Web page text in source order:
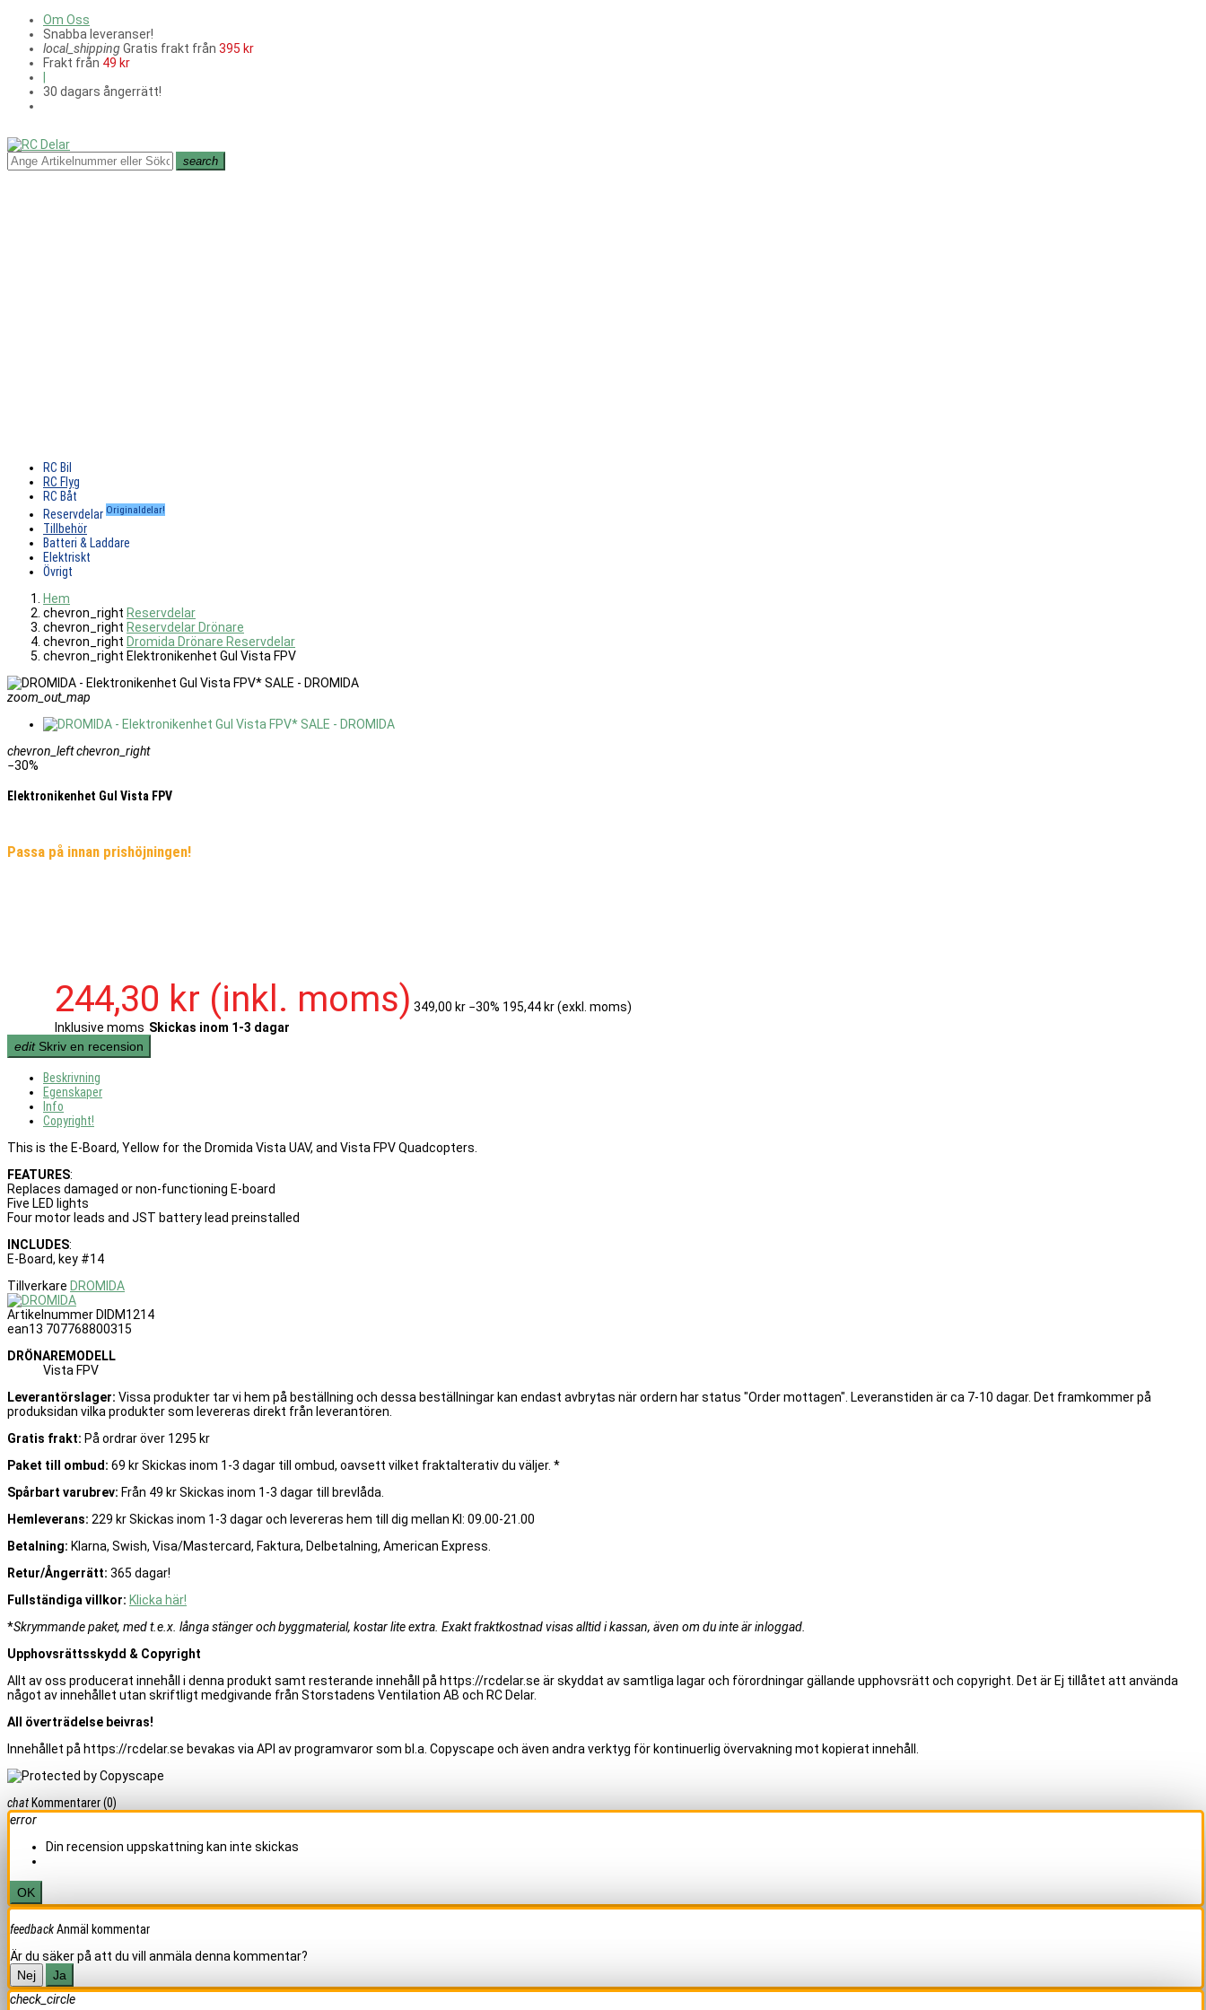
Om Oss
Snabba leveranser!
local_shippingGratis frakt från 395 kr
Frakt från 49 kr
30 dagars ångerrätt!
search
RC Bil
RC Flyg
RC Båt
Reservdelar Originaldelar!
Tillbehör
Batteri & Laddare
Elektriskt
Övrigt
Hem
chevron_right Reservdelar
chevron_right Reservdelar Drönare
chevron_right Dromida Drönare Reservdelar
chevron_right Elektronikenhet Gul Vista FPV
zoom_out_map
chevron_leftchevron_right
−30%
Elektronikenhet Gul Vista FPV
Passa på innan prishöjningen!
244,30 kr (inkl. moms) 349,00 kr −30% 195,44 kr(exkl. moms)
Inklusive moms Skickas inom 1-3 dagar
edit Skriv en recension
Beskrivning
Egenskaper
Info
Copyright!
This is the E-Board, Yellow for the Dromida Vista UAV, and Vista FPV Quadcopters.
FEATURES:
Replaces damaged or non-functioning E-board
Five LED lights
Four motor leads and JST battery lead preinstalled
INCLUDES:
E-Board, key #14
Tillverkare DROMIDA
Artikelnummer DIDM1214
ean13 707768800315
DRÖNAREMODELL
Vista FPV
Leverantörslager: Vissa produkter tar vi hem på beställning och dessa beställningar kan endast avbrytas när ordern har status "Order mottagen". Leveranstiden är ca 7-10 dagar. Det framkommer på
produksidan vilka produkter som levereras direkt från leverantören.
Gratis frakt: På ordrar över 1295 kr
Paket till ombud: 69 kr Skickas inom 1-3 dagar till ombud, oavsett vilket fraktalterativ du väljer. *
Spårbart varubrev: Från 49 kr Skickas inom 1-3 dagar till brevlåda.
Hemleverans: 229 kr Skickas inom 1-3 dagar och levereras hem till dig mellan Kl: 09.00-21.00
Betalning: Klarna, Swish, Visa/Mastercard, Faktura, Delbetalning, American Express.
Retur/Ångerrätt: 365 dagar!
Fullständiga villkor: Klicka här!
*Skrymmande paket, med t.e.x. långa stänger och byggmaterial, kostar lite extra. Exakt fraktkostnad visas alltid i kassan, även om du inte är inloggad.
Upphovsrättsskydd & Copyright
Allt av oss producerat innehåll i denna produkt samt resterande innehåll på https://rcdelar.se är skyddat av samtliga lagar och förordningar gällande upphovsrätt och copyright. Det är Ej tillåtet att använda
något av innehållet utan skriftligt medgivande från Storstadens Ventilation AB och RC Delar.
All överträdelse beivras!
Innehållet på https://rcdelar.se bevakas via API av programvaror som bl.a. Copyscape och även andra verktyg för kontinuerlig övervakning mot kopierat innehåll.
chat Kommentarer(0)
error
Din recension uppskattning kan inte skickas
OK
feedbackAnmäl kommentar
Är du säker på att du vill anmäla denna kommentar?
Nej
Ja
check_circle